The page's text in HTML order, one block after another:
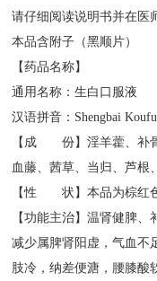
请仔细阅读说明书并在医
本品含附子（黑顺片）
【药品名称】
通用名称：生白口服液
汉语拼音：Shengbai
【成 份】淫羊藿、补
血藤、茜草、当归、芦根
【性 状】本品为棕红
【功能主治】温肾健脾
减少属脾肾阳虚，气血不
肢冷，纳差便溏，腰膝酸